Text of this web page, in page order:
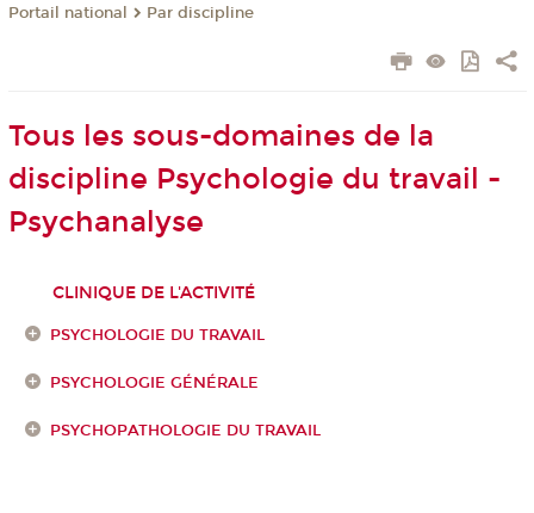
Portail national Par discipline
Tous les sous-domaines de la
discipline Psychologie du travail -
Psychanalyse
CLINIQUE DE L'ACTIVITÉ
PSYCHOLOGIE DU TRAVAIL
PSYCHOLOGIE GÉNÉRALE
PSYCHOPATHOLOGIE DU TRAVAIL